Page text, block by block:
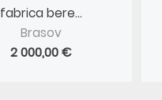
fabrica bere...
Brasov
2 000,00 €